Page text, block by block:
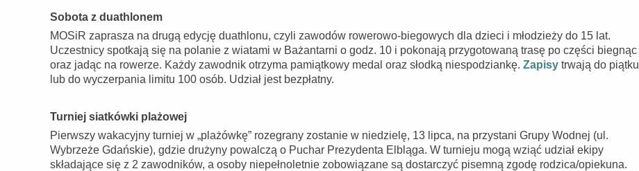
Sobota z duathlonem
MOSiR zaprasza na drugą edycję duathlonu, czyli zawodów rowerowo-biegowych dla dzieci i młodzieży do 15 lat.
Uczestnicy spotkają się na polanie z wiatami w Bażantarni o godz. 10 i pokonają przygotowaną trasę po części biegnąc
oraz jadąc na rowerze. Każdy zawodnik otrzyma pamiątkowy medal oraz słodką niespodziankę. Zapisy trwają do piątku
lub do wyczerpania limitu 100 osób. Udział jest bezpłatny.
Turniej siatkówki plażowej
Pierwszy wakacyjny turniej w „plażówkę” rozegrany zostanie w niedzielę, 13 lipca, na przystani Grupy Wodnej (ul.
Wybrzeże Gdańskie), gdzie drużyny powalczą o Puchar Prezydenta Elbląga. W turnieju mogą wziąć udział ekipy
składające się z 2 zawodników, a osoby niepełnoletnie zobowiązane są dostarczyć pisemną zgodę rodzica/opiekuna.